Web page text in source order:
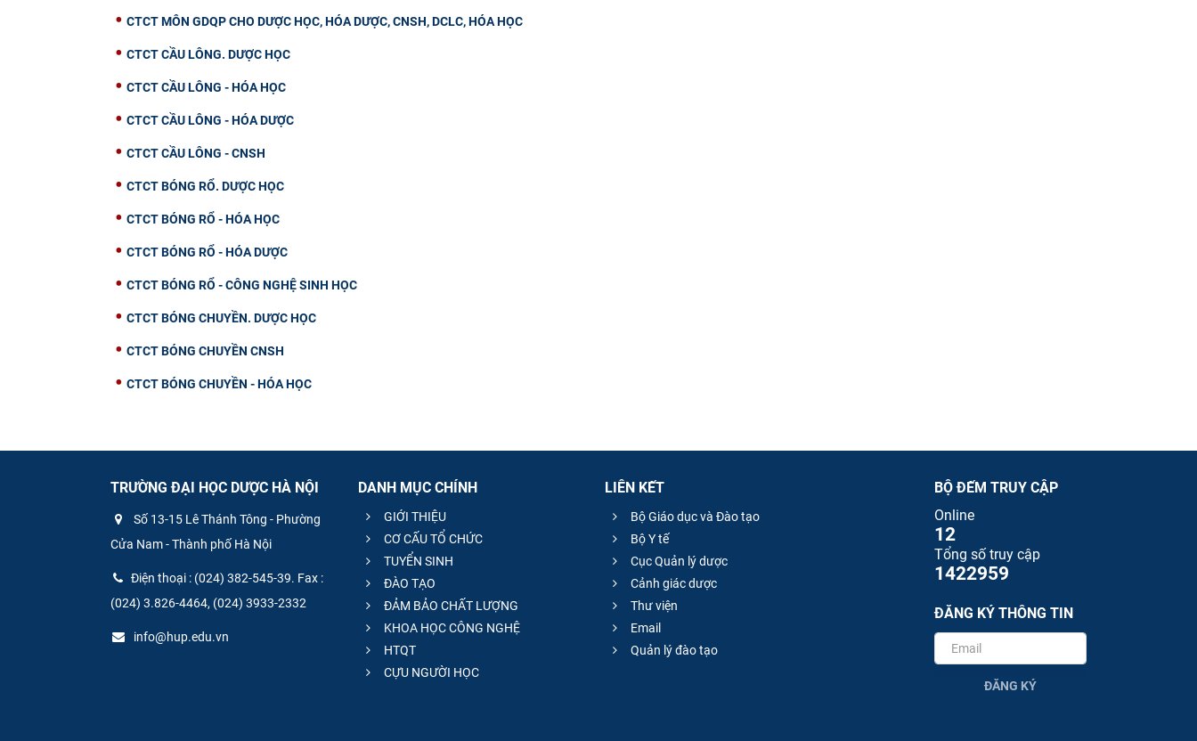
CTCT MÔN GDQP CHO DƯỢC HỌC, HÓA DƯỢC, CNSH, DCLC, HÓA HỌC
CTCT CẦU LÔNG. DƯỢC HỌC
CTCT CẦU LÔNG - HÓA HỌC
CTCT CẦU LÔNG - HÓA DƯỢC
CTCT CẦU LÔNG - CNSH
CTCT BÓNG RỔ. DƯỢC HỌC
CTCT BÓNG RỔ - HÓA HỌC
CTCT BÓNG RỔ - HÓA DƯỢC
CTCT BÓNG RỔ - CÔNG NGHỆ SINH HỌC
CTCT BÓNG CHUYỀN. DƯỢC HỌC
CTCT BÓNG CHUYỀN CNSH
CTCT BÓNG CHUYỀN - HÓA HỌC
TRƯỜNG ĐẠI HỌC DƯỢC HÀ NỘI
Số 13-15 Lê Thánh Tông - Phường
Cửa Nam - Thành phố Hà Nội
Điện thoại : (024) 382-545-39. Fax :
(024) 3.826-4464, (024) 3933-2332
info@hup.edu.vn
DANH MỤC CHÍNH
GIỚI THIỆU
CƠ CẤU TỔ CHỨC
TUYỂN SINH
ĐÀO TẠO
ĐẢM BẢO CHẤT LƯỢNG
KHOA HỌC CÔNG NGHỆ
HTQT
CỰU NGƯỜI HỌC
LIÊN KẾT
Bộ Giáo dục và Đào tạo
Bộ Y tế
Cục Quản lý dược
Cảnh giác dược
Thư viện
Email
Quản lý đào tạo
BỘ ĐẾM TRUY CẬP
Online
12
Tổng số truy cập
1422959
ĐĂNG KÝ THÔNG TIN
ĐĂNG KÝ